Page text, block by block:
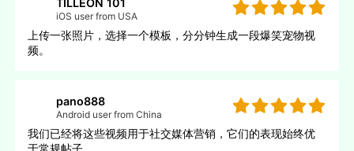
iOS user from USA
上传一张照片，选择一个模板，分分钟生成一段爆笑宠物视
频。
pano888
Android user from China
我们已经将这些视频用于社交媒体营销，它们的表现始终优
于常规帖子。